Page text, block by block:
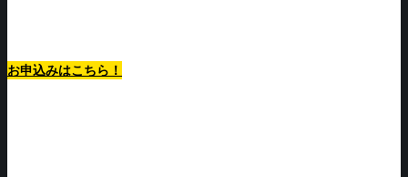
お申込みはこちら！